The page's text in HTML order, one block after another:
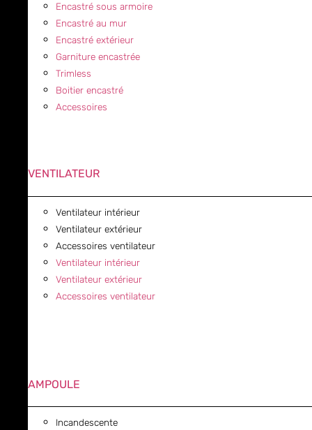
Encastré sous armoire
Encastré au mur
Encastré extérieur
Garniture encastrée
Trimless
Boitier encastré
Accessoires
VENTILATEUR
Ventilateur intérieur
Ventilateur extérieur
Accessoires ventilateur
Ventilateur intérieur
Ventilateur extérieur
Accessoires ventilateur
AMPOULE
Incandescente